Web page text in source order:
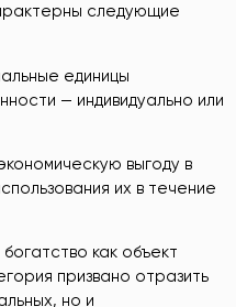
следующие
единицы
— индивидуально или
выгоду в
их в течение
как объект
призвано отразить
но и